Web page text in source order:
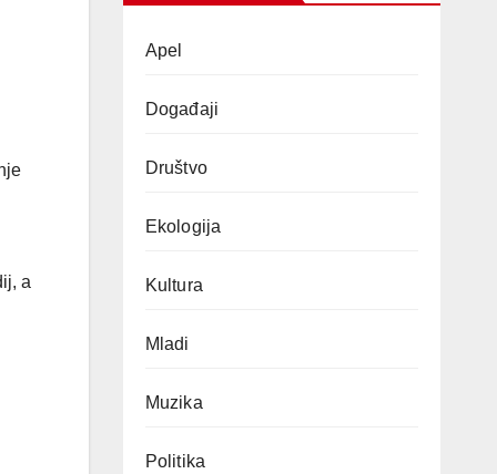
a
Apel
Događaji
Društvo
Ekologija
Kultura
Mladi
Muzika
Politika